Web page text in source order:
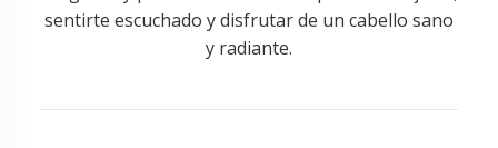
sentirte escuchado y disfrutar de un cabello sano
y radiante.